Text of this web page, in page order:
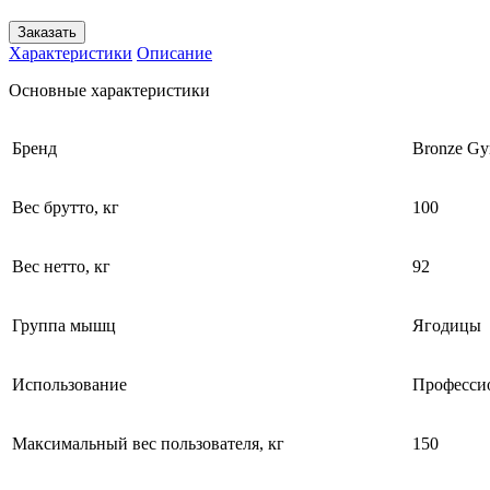
Заказать
Характеристики Описание
Основные характеристики
Бренд Bronze
Вес брутто, кг 100
Вес нетто, кг 92
Группа мышц Ягодицы
Использование
Максимальный вес пользователя, кг 150